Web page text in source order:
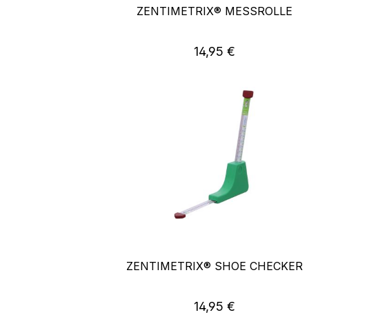
ZENTIMETRIX® MESSROLLE
Regulärer Preis:
14,95 €
ZENTIMETRIX® SHOE CHECKER
Regulärer Preis:
14,95 €